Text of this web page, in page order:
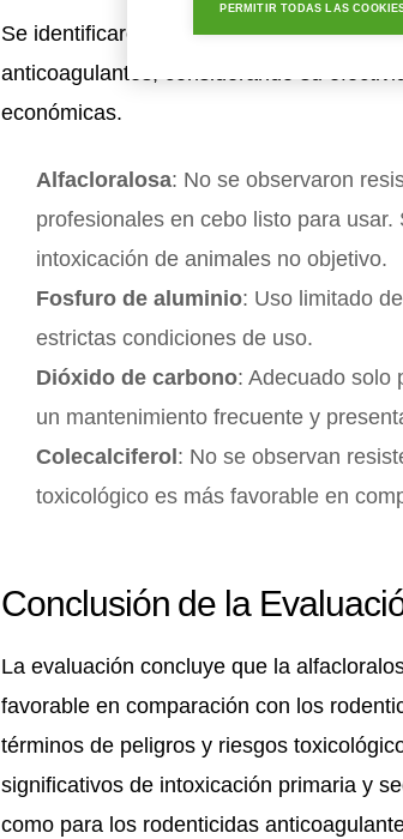
Se identificaron alternativas químicas y
anticoagulantes, considerando su
económicas.
Alfacloralosa: No se observaron
profesionales en cebo listo para
intoxicación de animales no objetivo.
Fosfuro de aluminio: Uso limitado
estrictas condiciones de uso.
Dióxido de carbono: Adecuado solo
un mantenimiento frecuente y
Colecalciferol: No se observan
toxicológico es más favorable en
Conclusión de la
La evaluación concluye que la
favorable en comparación con los
términos de peligros y riesgos
significativos de intoxicación primaria y
como para los rodenticidas
PERMITIR TODAS LAS